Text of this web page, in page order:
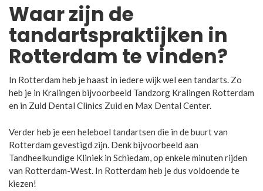
Waar zijn de
tandartspraktijken in
Rotterdam te vinden?
In Rotterdam heb je haast in iedere wijk wel een tandarts. Zo
heb je in Kralingen bijvoorbeeld Tandzorg Kralingen Rotterdam
en in Zuid Dental Clinics Zuid en Max Dental Center.
Verder heb je een heleboel tandartsen die in de buurt van
Rotterdam gevestigd zijn. Denk bijvoorbeeld aan
Tandheelkundige Kliniek in Schiedam, op enkele minuten rijden
van Rotterdam-West. In Rotterdam heb je dus voldoende te
kiezen!